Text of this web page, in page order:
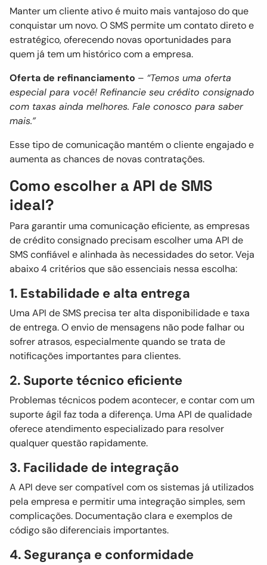
Manter um cliente ativo é muito mais vantajoso do que
conquistar um novo. O SMS permite um contato direto e
estratégico, oferecendo novas oportunidades para
quem já tem um histórico com a empresa.
Oferta de refinanciamento – “Temos uma oferta
especial para você! Refinancie seu crédito consignado
com taxas ainda melhores. Fale conosco para saber
mais.”
Esse tipo de comunicação mantém o cliente engajado e
aumenta as chances de novas contratações.
Como escolher a API de SMS
ideal?
Para garantir uma comunicação eficiente, as empresas
de crédito consignado precisam escolher uma API de
SMS confiável e alinhada às necessidades do setor. Veja
abaixo 4 critérios que são essenciais nessa escolha:
1. Estabilidade e alta entrega
Uma API de SMS precisa ter alta disponibilidade e taxa
de entrega. O envio de mensagens não pode falhar ou
sofrer atrasos, especialmente quando se trata de
notificações importantes para clientes.
2. Suporte técnico eficiente
Problemas técnicos podem acontecer, e contar com um
suporte ágil faz toda a diferença. Uma API de qualidade
oferece atendimento especializado para resolver
qualquer questão rapidamente.
3. Facilidade de integração
A API deve ser compatível com os sistemas já utilizados
pela empresa e permitir uma integração simples, sem
complicações. Documentação clara e exemplos de
código são diferenciais importantes.
4. Segurança e conformidade